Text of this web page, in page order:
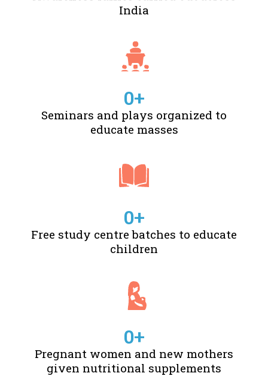
India
Seminars and plays organized to
educate masses
0+
Free study centre batches to educate
children
0+
Pregnant women and new mothers
given nutritional supplements
0+